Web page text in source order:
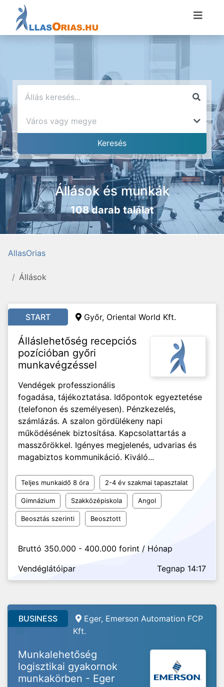
Állások és munkák
108 darab találat
AllasOrias
Állások
START Győr, Oriental World Kft.
Álláslehetőség recepciós
pozícióban győri
munkavégzéssel
Vendégek professzionális
fogadása, tájékoztatása. Időpontok egyeztetése
(telefonon és személyesen). Pénzkezelés,
számlázás. A szalon gördülékeny napi
működésének biztosítása. Kapcsolattartás a
masszőrökkel. Igényes megjelenés, udvarias és
magabiztos kommunikáció. Kiváló...
Teljes munkaidő 8 óra 2-4 év szakmai tapasztalat
Gimnázium Szakközépiskola Angol
Beosztás szerinti Beosztott
Bruttó 350.000 - 400.000 forint / Hónap
Vendéglátóipar
Tegnap 14:17
BUSINESS
Eger, Emerson Automation FCP
Kft.
Munkalehetőség
logisztikai gyakornok
munkakörben - Eger